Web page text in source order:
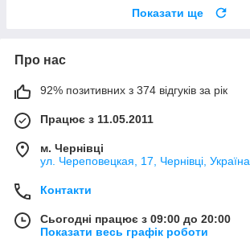
Показати ще
Про нас
92% позитивних з 374 відгуків за рік
Працює з 11.05.2011
м. Чернівці
ул. Череповецкая, 17, Чернівці, Україна
Контакти
Сьогодні працює з 09:00 до 20:00
Показати весь графік роботи